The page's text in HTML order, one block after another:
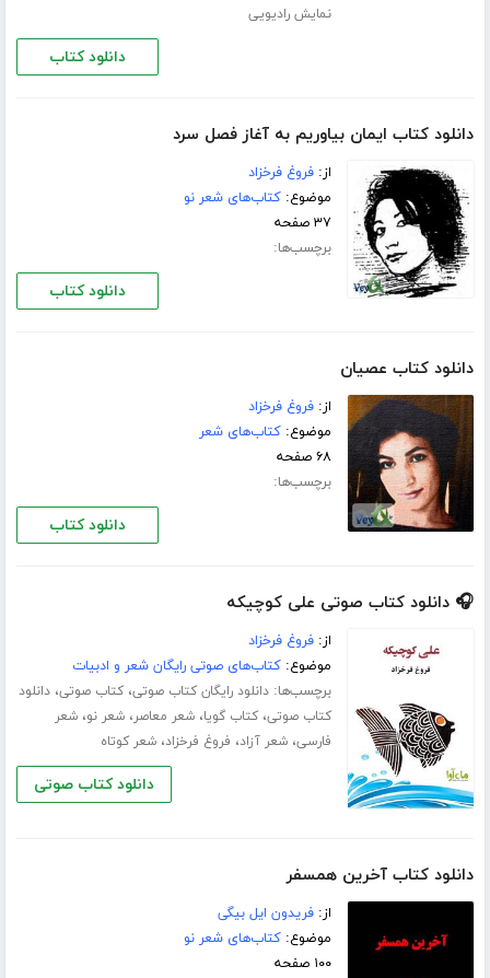
نمایش رادیویی
دانلود کتاب
دانلود کتاب ایمان بیاوریم به آغاز فصل سرد
از:فروغ فرخزاد
موضوع:کتاب‌های شعر نو
۳۷ صفحه
برچسب‌ها:
دانلود کتاب
دانلود کتاب عصیان
از:فروغ فرخزاد
موضوع:کتاب‌های شعر
۶۸ صفحه
برچسب‌ها:
دانلود کتاب
🎧 دانلود کتاب صوتی علی کوچیکه
از:فروغ فرخزاد
موضوع:کتاب‌های صوتی رایگان شعر و ادبیات
برچسب‌ها:دانلود رایگان کتاب صوتی،کتاب صوتی،دانلود
کتاب صوتی،کتاب گویا،شعر معاصر،شعر نو،شعر
فارسی،شعر آزاد، فروغ فرخزاد،شعر کوتاه
دانلود کتاب صوتی
دانلود کتاب آخرین همسفر
از:فریدون ایل بیگی
موضوع:کتاب‌های شعر نو
۱۰۰ صفحه